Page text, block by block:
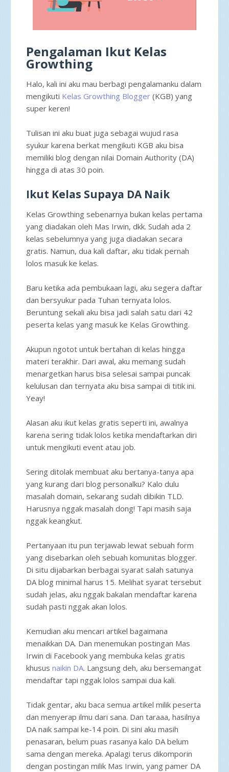
Pengalaman Ikut Kelas
Growthing
Halo, kali ini aku mau berbagi pengalamanku dalam
mengikuti Kelas Growthing Blogger (KGB) yang
super keren!
Tulisan ini aku buat juga sebagai wujud rasa
syukur karena berkat mengikuti KGB aku bisa
memiliki blog dengan nilai Domain Authority (DA)
hingga di atas 30 poin.
Ikut Kelas Supaya DA Naik
Kelas Growthing sebenarnya bukan kelas pertama
yang diadakan oleh Mas Irwin, dkk. Sudah ada 2
kelas sebelumnya yang juga diadakan secara
gratis. Namun, dua kali daftar, aku tidak pernah
lolos masuk ke kelas.
Baru ketika ada pembukaan lagi, aku segera daftar
dan bersyukur pada Tuhan ternyata lolos.
Beruntung sekali aku bisa jadi salah satu dari 42
peserta kelas yang masuk ke Kelas Growthing.
Akupun ngotot untuk bertahan di kelas hingga
materi terakhir. Dari awal, aku memang sudah
menargetkan harus bisa selesai sampai puncak
kelulusan dan ternyata aku bisa sampai di titik ini.
Yeay!
Alasan aku ikut kelas gratis seperti ini, awalnya
karena sering tidak lolos ketika mendaftarkan diri
untuk mengikuti event atau job.
Sering ditolak membuat aku bertanya-tanya apa
yang kurang dari blog personalku? Kalo dulu
masalah domain, sekarang sudah dibikin TLD.
Harusnya nggak masalah dong! Tapi masih saja
nggak keangkut.
Pertanyaan itu pun terjawab lewat sebuah form
yang disebarkan oleh sebuah komunitas blogger.
Di situ dijabarkan berbagai syarat salah satunya
DA blog minimal harus 15. Melihat syarat tersebut
sudah jelas, aku nggak bakalan mendaftar karena
sudah pasti nggak akan lolos.
Kemudian aku mencari artikel bagaimana
menaikkan DA. Dan menemukan postingan Mas
Irwin di Facebook yang membuka kelas gratis
khusus naikin DA. Langsung deh, aku bersemangat
mendaftar tapi nggak lolos sampai dua kali.
Tidak gentar, aku baca semua artikel milik peserta
dan menyerap ilmu dari sana. Dan taraaa, hasilnya
DA naik sampai ke-14 poin. Di sini aku masih
penasaran, belum puas rasanya kalo DA belum
sama dengan mereka. Apalagi terus dikomporin
dengan postingan milik Mas Irwin, yang pamer DA